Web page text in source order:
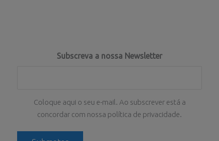
Subscreva a nossa Newsletter
Coloque aqui o seu e-mail. Ao subscrever está a
concordar com nossa política de privacidade.